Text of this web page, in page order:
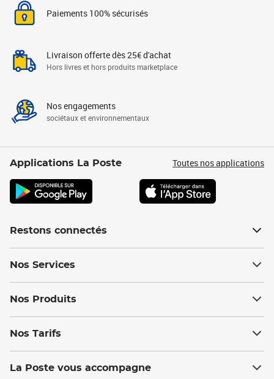
Paiements 100% sécurisés
Livraison offerte dès 25€ d'achat
Hors livres et hors produits marketplace
Nos engagements
sociétaux et environnementaux
Applications La Poste Toutes nos applications
Restons connectés
Nos Services
Nos Produits
Nos Tarifs
La Poste vous accompagne